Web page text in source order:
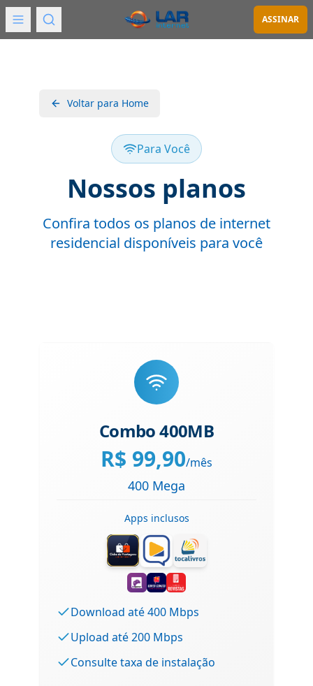
ASSINAR
Voltar para Home
Para Você
Nossos planos
Confira todos os planos de internet
residencial disponíveis para você
Combo 400MB
R$ 99,90/mês
400 Mega
Apps inclusos
Download até 400 Mbps
Upload até 200 Mbps
Consulte taxa de instalação